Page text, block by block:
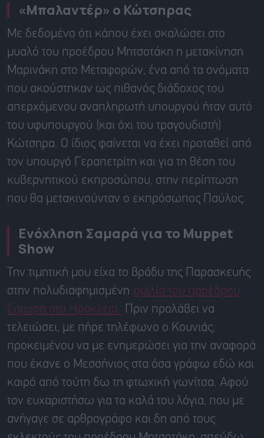
«Μπαλαντέρ» ο Κώτσηρας
Με δεδομένο ότι κάπου έχει σκαλώσει στο
μυαλό του προέδρου Μητσοτάκη η μετακίνηση
Μαρινάκη στο Μεταφορών, ένα από τα ονόματα
που ακούστηκαν ως πιθανός διάδοχος του
απερχόμενου αναπληρωτή υπουργού ήταν αυτό
του υφυπουργού (και όχι του τραγουδιστή)
Κώτσηρα. Ο ίδιος φαίνεται να έχει προταθεί από
τον υπουργό Γεραπετρίτη και για τη θέση του
κυβερνητικού εκπροσώπου, στην περίπτωση
που θα μετακινούνταν ο εκπρόσωπος Παύλος.
Ενόχληση Σαμαρά για το Muppet
Show
Την τιμητική μου είχα το βράδυ της Παρασκευής
στην πολυδιαφημισμένη ομιλία του προέδρου
Σαμαρά στο Ηράκλειο.
Πριν προλάβει να
τελειώσει, με πήρε τηλέφωνο ο Κουνιάς,
προκειμένου να με ενημερώσει για την αναφορά
που έκανε ο Μεσσήνιος στα όσα γράφω εδώ και
καιρό από τούτη δω τη φτωχική γωνίτσα. Αφού
τον ευχαριστήσω για τα καλά του λόγια, που με
ανήγαγε σε αρθρογράφο και δη από τους